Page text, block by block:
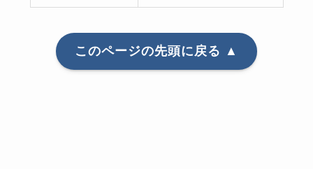
このページの先頭に戻る ▲